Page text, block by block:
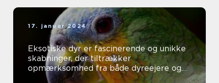
17. januar 2024
Eksotiske dyr er fascinerende og unikke
skabninger, der tiltrækker
opmærksomhed fra både dyreejere og
dyreelskere over hele verden